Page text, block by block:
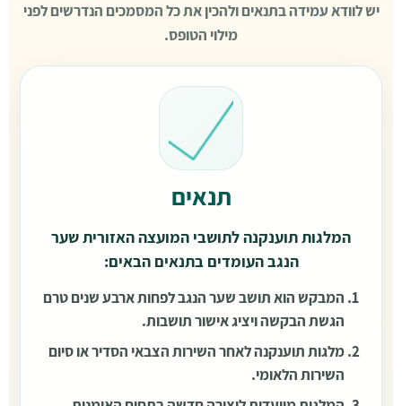
יש לוודא עמידה בתנאים ולהכין את כל המסמכים הנדרשים לפני
מילוי הטופס.
תנאים
המלגות תוענקנה לתושבי המועצה האזורית שער
הנגב העומדים בתנאים הבאים:
המבקש הוא תושב שער הנגב לפחות ארבע שנים טרם
הגשת הבקשה ויציג אישור תושבות.
מלגות תוענקנה לאחר השירות הצבאי הסדיר או סיום
השירות הלאומי.